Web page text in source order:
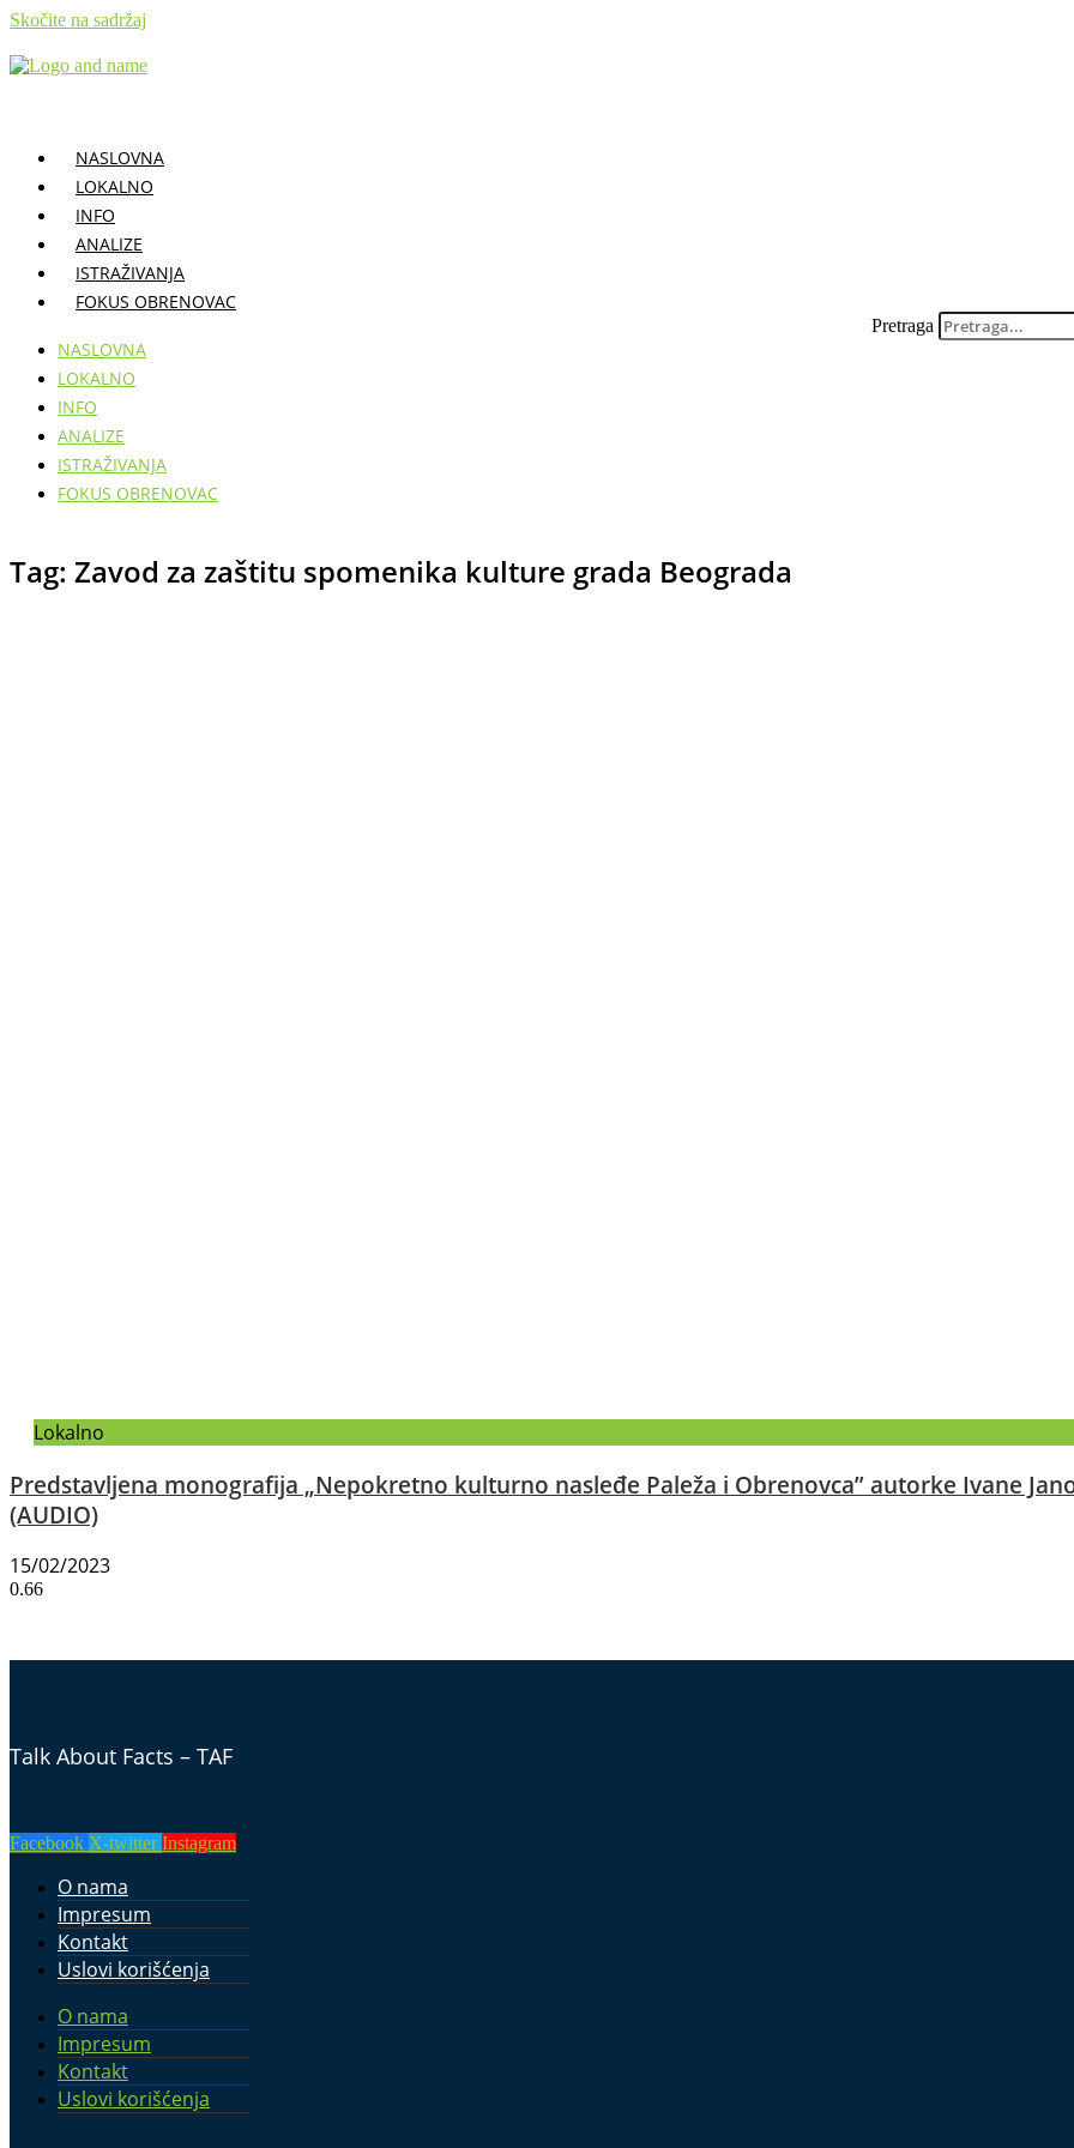
Skočite na sadržaj
NASLOVNA
LOKALNO
INFO
ANALIZE
ISTRAŽIVANJA
FOKUS OBRENOVAC
NASLOVNA
LOKALNO
INFO
ANALIZE
ISTRAŽIVANJA
FOKUS OBRENOVAC
Pretraga
Tag: Zavod za zaštitu spomenika kulture grada Beograda
Lokalno
Predstavljena monografija „Nepokretno kulturno nasleđe Paleža i Obrenovca” autorke Ivane
(AUDIO)
15/02/2023
Talk About Facts – TAF
Facebook X-twitter Instagram
O nama
Impresum
Kontakt
Uslovi korišćenja
O nama
Impresum
Kontakt
Uslovi korišćenja